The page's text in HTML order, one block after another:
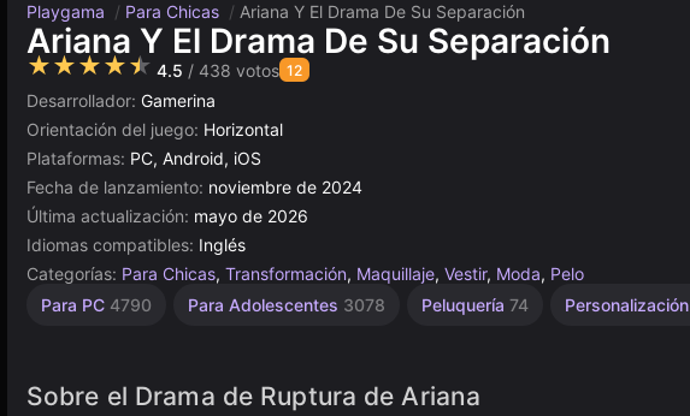
Playgama / Para Chicas / Ariana Y El Drama De Su Separación
Ariana Y El Drama De Su Separación
★★★★★ 4.5 / 438 votos 12
Desarrollador: Gamerina
Orientación del juego: Horizontal
Plataformas: PC, Android, iOS
Fecha de lanzamiento: noviembre de 2024
Última actualización: mayo de 2026
Idiomas compatibles: Inglés
Categorías: Para Chicas, Transformación, Maquillaje, Vestir, Moda, Pelo
Para PC 4790 Para Adolescentes 3078 Peluquería 74 Personalización
Simulación
Salón
Escritorio
De 1
Celebridades
Alta
Sencillos
Para
Browser
Sobre el Drama de Ruptura de Ariana